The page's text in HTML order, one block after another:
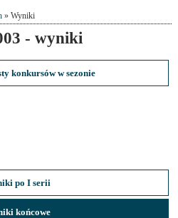
» Wyniki
- wyniki
konkursów w sezonie
po I serii
końcowe